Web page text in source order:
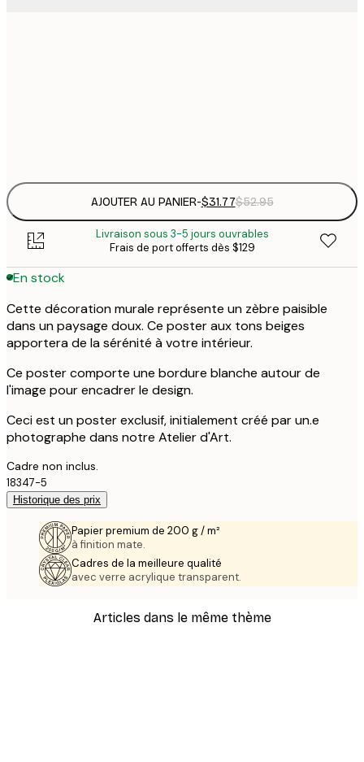
AJOUTER AU PANIER-$31.77$52.95
Livraison sous 3-5 jours ouvrables
Frais de port offerts dès $129
En stock
Cette décoration murale représente un zèbre paisible
dans un paysage doux. Ce poster aux tons beiges
apportera de la sérénité à votre intérieur.
Ce poster comporte une bordure blanche autour de
l'image pour encadrer le design.
Ceci est un poster exclusif, initialement créé par un.e
photographe dans notre Atelier d'Art.
Cadre non inclus.
18347-5
Historique des prix
Papier premium de 200 g / m²
à finition mate.
Cadres de la meilleure qualité
avec verre acrylique transparent.
Articles dans le même thème